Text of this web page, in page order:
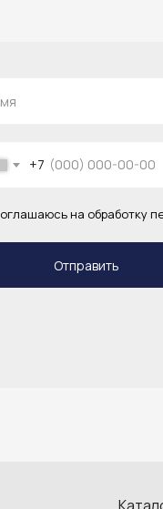
+7
на обработку
Отправить